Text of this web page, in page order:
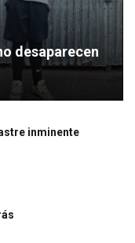
desaparecen
inminente